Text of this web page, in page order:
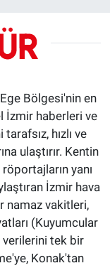
Bölgesi'nin en
İzmir haberleri ve
hızlı ve
ulaştırır. Kentin
yanı
İzmir hava
namaz vakitleri,
(Kuyumcular
verilerini tek bir
Konak'tan